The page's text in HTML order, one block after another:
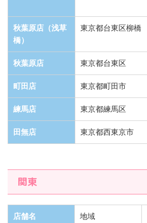
秋葉原店（浅草
橋）
東京都台東区柳橋
秋葉原店 東京都台東区
町田店 東京都町田市
練馬店 東京都練馬区
田無店 東京都西東京市
関東
店舗名 地域